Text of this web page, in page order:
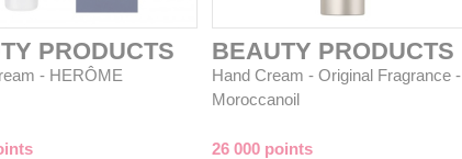
PRODUCTS
- HERÔME
BEAUTY PRODUCTS
Hand Cream - Original Fragrance -
Moroccanoil
26 000 points